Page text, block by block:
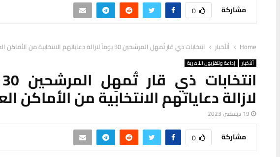
مشاركة 0
Home ألأخبار انتخابات ذي قار تُمهِل المرشحين 30 يوماً لازالة دعاياتهم الانتخابية من الأماكن العامة
ألأخبار إذاعة وتلفزيون الناصرية
لازالة دعاياتهم الانتخابية من الأماكن
19 ديسمبر، 2023
مشاركة 0